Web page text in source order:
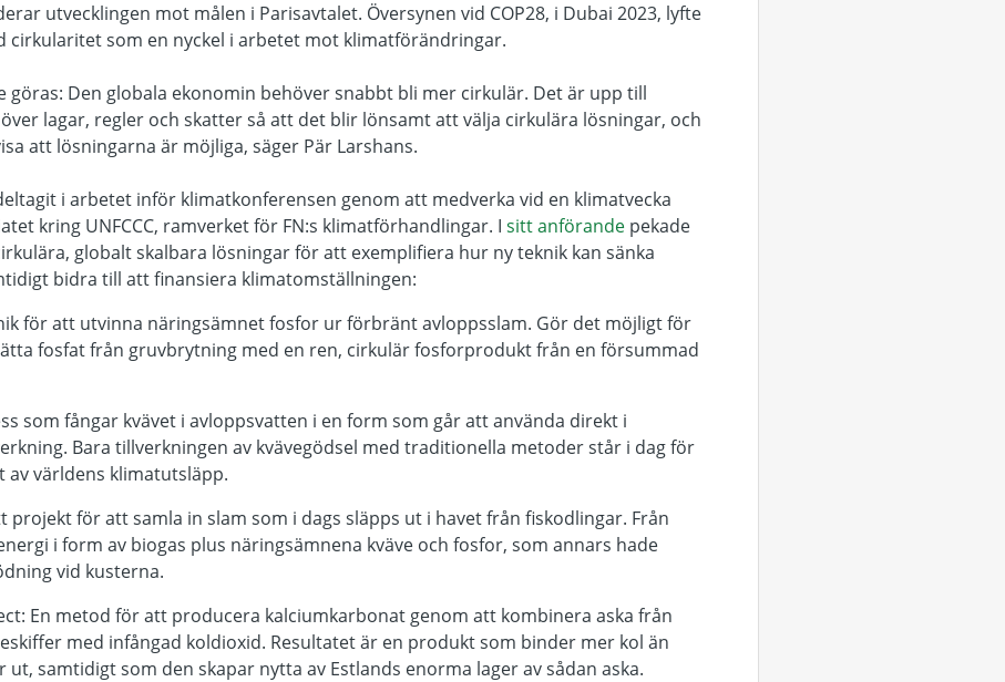
utvecklingen mot målen i Parisavtalet. Översynen vid COP28, i Dubai 2023, lyfte
cirkularitet som en nyckel i arbetet mot klimatförändringar.
göras: Den globala ekonomin behöver snabbt bli mer cirkulär. Det är upp till
lagar, regler och skatter så att det blir lönsamt att välja cirkulära lösningar, och
att lösningarna är möjliga, säger Pär Larshans.
i arbetet inför klimatkonferensen genom att medverka vid en klimatvecka
kring UNFCCC, ramverket för FN:s klimatförhandlingar. I sitt anförande pekade
globalt skalbara lösningar för att exemplifiera hur ny teknik kan sänka
bidra till att finansiera klimatomställningen:
för att utvinna näringsämnet fosfor ur förbränt avloppsslam. Gör det möjligt för
fosfat från gruvbrytning med en ren, cirkulär fosforprodukt från en försummad
som fångar kvävet i avloppsvatten i en form som går att använda direkt i
Bara tillverkningen av kvävegödsel med traditionella metoder står i dag för
av världens klimatutsläpp.
projekt för att samla in slam som i dags släpps ut i havet från fiskodlingar. Från
i form av biogas plus näringsämnena kväve och fosfor, som annars hade
vid kusterna.
En metod för att producera kalciumkarbonat genom att kombinera aska från
med infångad koldioxid. Resultatet är en produkt som binder mer kol än
ut, samtidigt som den skapar nytta av Estlands enorma lager av sådan aska.